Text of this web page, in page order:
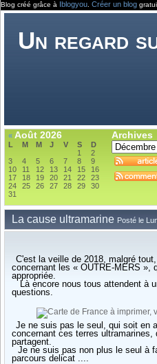
Blog créé grâce à Iblogyou Créer un blog
Un regard
« Août 2026
L M M J V S
D
1
2
3
4 5 6 7 8
9
10
11 12 13 14 15
16
17
18 19 20 21 22
23
24
25 26 27 28 29
30
31
Archives
La cause ultramarine Posté le
C'est la veille de 2018, malgré
concernant les « OUTRE-MERS »,
appropriée.
Là encore nous tous attendent à
questions.
Je ne suis pas le seul, qui soit en
concernant ces terres
partagent.
Je ne suis pas non plus le seul à
parcours delicat ....